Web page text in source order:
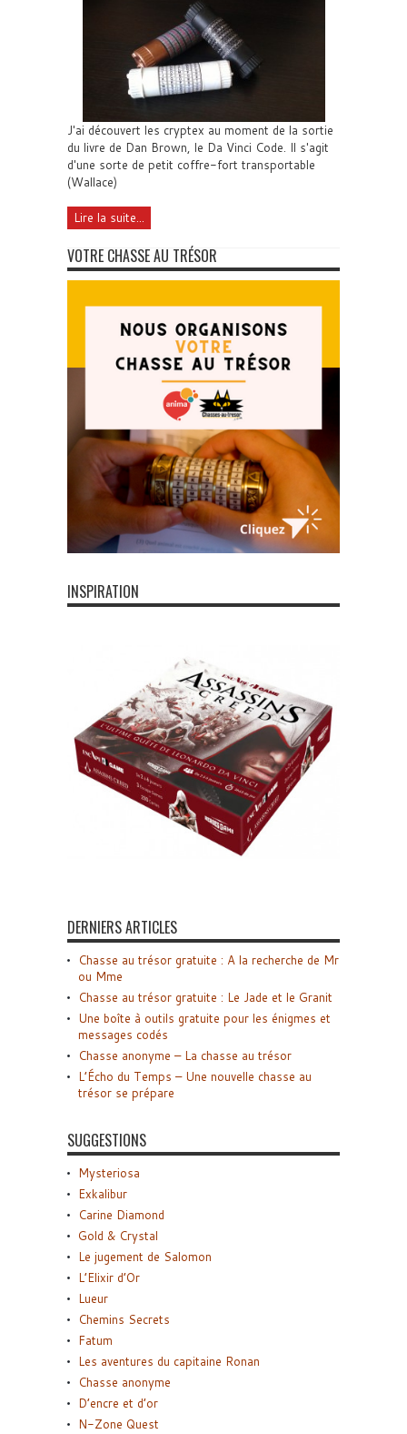
J'ai découvert les cryptex au moment de la sortie
du livre de Dan Brown, le Da Vinci Code. Il s'agit
d'une sorte de petit coffre-fort transportable
(Wallace)
Lire la suite...
VOTRE CHASSE AU TRÉSOR
INSPIRATION
DERNIERS ARTICLES
Chasse au trésor gratuite : A la recherche de Mr
ou Mme
Chasse au trésor gratuite : Le Jade et le Granit
Une boîte à outils gratuite pour les énigmes et
messages codés
Chasse anonyme – La chasse au trésor
L’Écho du Temps – Une nouvelle chasse au
trésor se prépare
SUGGESTIONS
Mysteriosa
Exkalibur
Carine Diamond
Gold & Crystal
Le jugement de Salomon
L’Elixir d’Or
Lueur
Chemins Secrets
Fatum
Les aventures du capitaine Ronan
Chasse anonyme
D’encre et d’or
N-Zone Quest